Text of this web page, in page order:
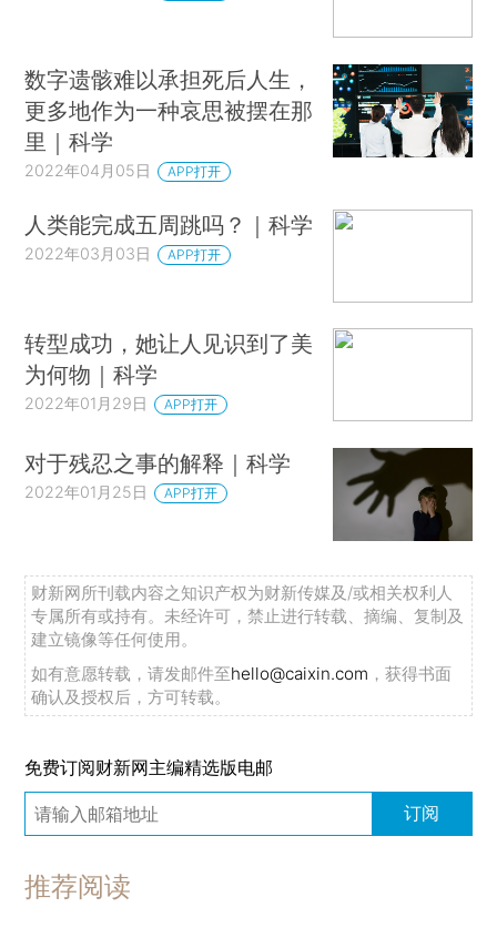
数字遗骸难以承担死后人生，
更多地作为一种哀思被摆在那
里｜科学
2022年04月05日 APP打开
人类能完成五周跳吗？｜科学
2022年03月03日 APP打开
转型成功，她让人见识到了美
为何物｜科学
2022年01月29日 APP打开
对于残忍之事的解释｜科学
2022年01月25日 APP打开
财新网所刊载内容之知识产权为财新传媒及/或相关权利人
专属所有或持有。未经许可，禁止进行转载、摘编、复制及
建立镜像等任何使用。
如有意愿转载，请发邮件至hello@caixin.com ，获得书面
确认及授权后，方可转载。
免费订阅财新网主编精选版电邮
订阅
推荐阅读